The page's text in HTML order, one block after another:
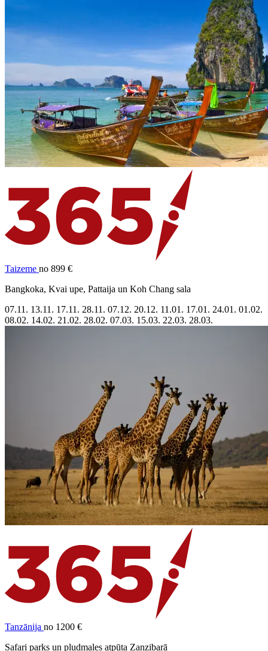
Taizeme no 899 €
Bangkoka, Kvai upe, Pattaija un Koh Chang sala
07.11. 13.11. 17.11. 28.11. 07.12. 20.12. 11.01. 17.01. 24.01. 01.02.
08.02. 14.02. 21.02. 28.02. 07.03. 15.03. 22.03. 28.03.
Tanzānija no 1200 €
Safari parks un pludmales atpūta Zanzibarā